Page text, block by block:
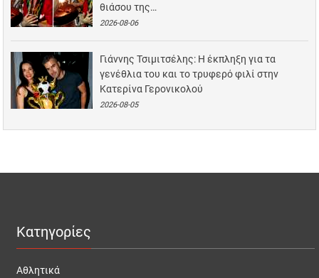
θιάσου της…
2026-08-06
Γιάννης Τσιμιτσέλης: Η έκπληξη για τα
γενέθλια του και το τρυφερό φιλί στην
Κατερίνα Γερονικολού
2026-08-05
Κατηγορίες
Αθλητικά